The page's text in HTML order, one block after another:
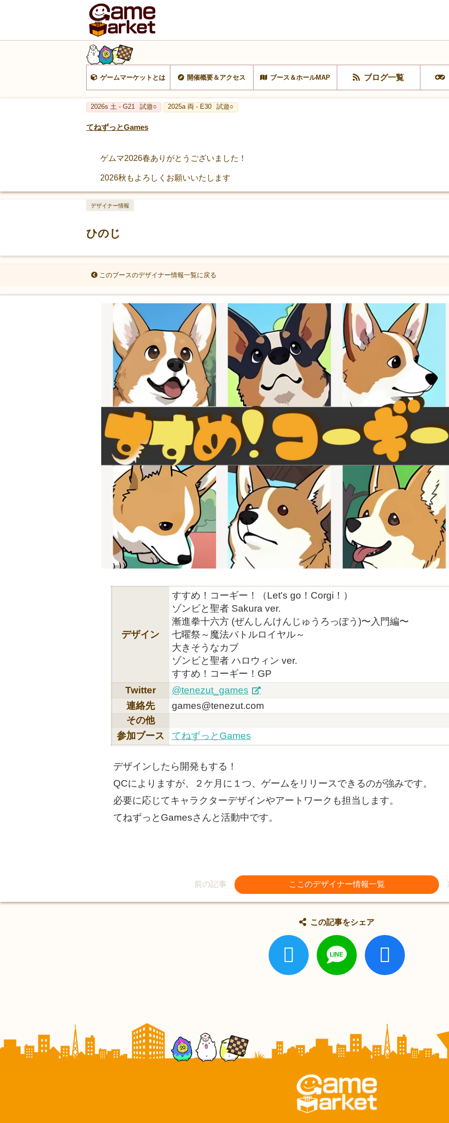
ゲームマーケットとは 開催概要＆アクセス ブース＆ホールMAP ブログ一覧
2026s 土 - G21 試遊○ 2025a 両 - E30 試遊○
てねずっとGames
ゲムマ2026春ありがとうございました！
2026秋もよろしくお願いいたします
ひのじ
デザイナー情報
このブースのデザイナー情報一覧に戻る
デザイン
すすめ！コーギー！（Let's go！Corgi！）
ゾンビと聖者 Sakura ver.
漸進拳十六方 (ぜんしんけんじゅうろっぽう)〜入門編〜
七曜祭～魔法バトルロイヤル～
大きそうなカブ
ゾンビと聖者 ハロウィン ver.
すすめ！コーギー！GP
Twitter
@tenezut_games
連絡先
games@tenezut.com
その他
参加ブース
てねずっとGames
デザインしたら開発もする！
QCによりますが、２ケ月に１つ、ゲームをリリースできるのが強みです。
必要に応じてキャラクターデザインやアートワークも担当します。
てねずっとGamesさんと活動中です。
前の記事 ここのデザイナー情報一覧
この記事をシェア